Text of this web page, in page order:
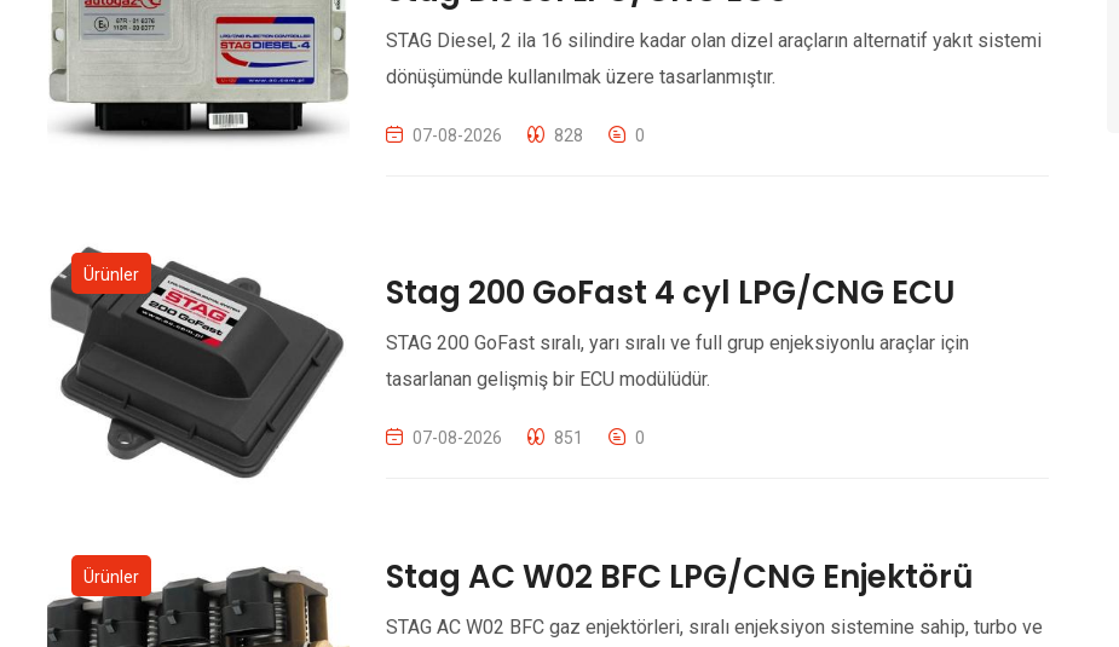
STAG Diesel, 2 ila 16 silindire kadar olan dizel araçların alternatif yakıt sistemi
dönüşümünde kullanılmak üzere tasarlanmıştır.
07-08-2026 828 0
Ürünler Stag 200 GoFast 4 cyl LPG/CNG ECU
STAG 200 GoFast sıralı, yarı sıralı ve full grup enjeksiyonlu araçlar için
tasarlanan gelişmiş bir ECU modülüdür.
07-08-2026 851 0
Ürünler Stag AC W02 BFC LPG/CNG Enjektörü
STAG AC W02 BFC gaz enjektörleri, sıralı enjeksiyon sistemine sahip, turbo ve